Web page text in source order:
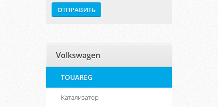
Volkswagen
TOUAREG
Катализатор